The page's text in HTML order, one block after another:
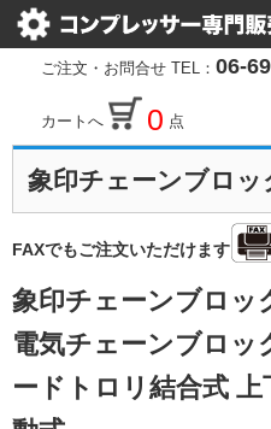
ご注文・お問合せ TEL： 06-
カートへ 0 点
象印チェーンブロッ
FAXでもご注文いただけます
象印チェーンブロッ
電気チェーンブロッ
ードトロリ結合式